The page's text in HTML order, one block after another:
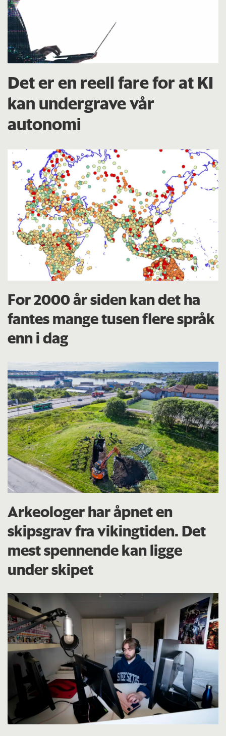
Det er en reell fare for at KI
kan undergrave vår
autonomi
For 2000 år siden kan det ha
fantes mange tusen flere språk
enn i dag
Arkeologer har åpnet en
skipsgrav fra vikingtiden. Det
mest spennende kan ligge
under skipet